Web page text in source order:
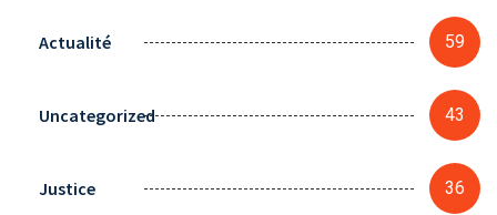
Actualité 59
Uncategorized 43
Justice 36